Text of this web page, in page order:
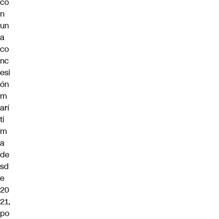
n
un
a
co
nc
esi
ón
m
arí
ti
m
a
de
sd
e
20
21,
po